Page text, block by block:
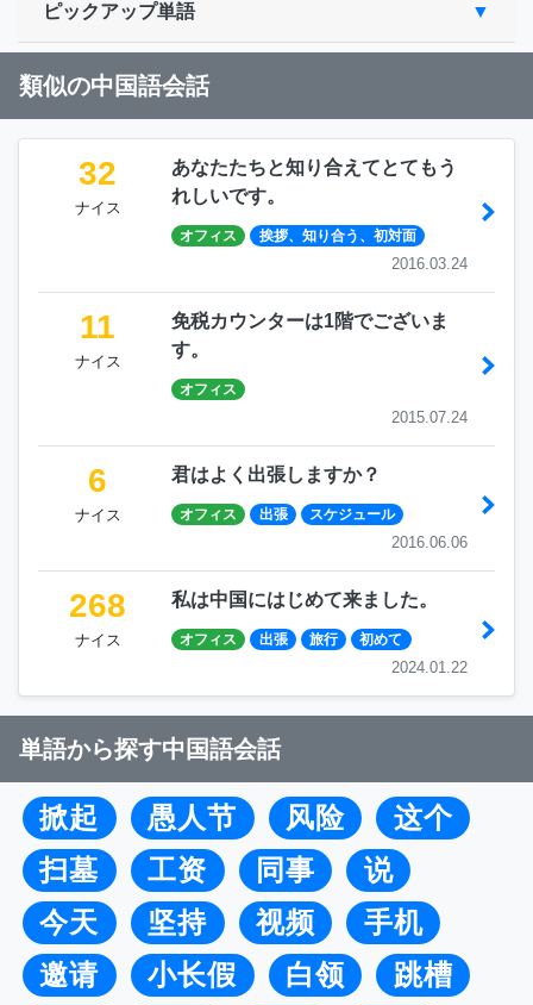
ピックアップ単語
類似の中国語会話
32
ナイス
あなたたちと知り合えてとてもう
れしいです。
オフィス 挨拶、知り合う、初対面
2016.03.24
11
ナイス
免税カウンターは1階でございま
す。
オフィス
2015.07.24
6
ナイス
君はよく出張しますか？
オフィス 出張 スケジュール
2016.06.06
268
ナイス
私は中国にはじめて来ました。
オフィス 出張 旅行 初めて
2024.01.22
単語から探す中国語会話
掀起 愚人节 风险
这个
扫墓
工资 同事
说
今天
坚持 视频
手机
邀请
小长假 白领
跳槽